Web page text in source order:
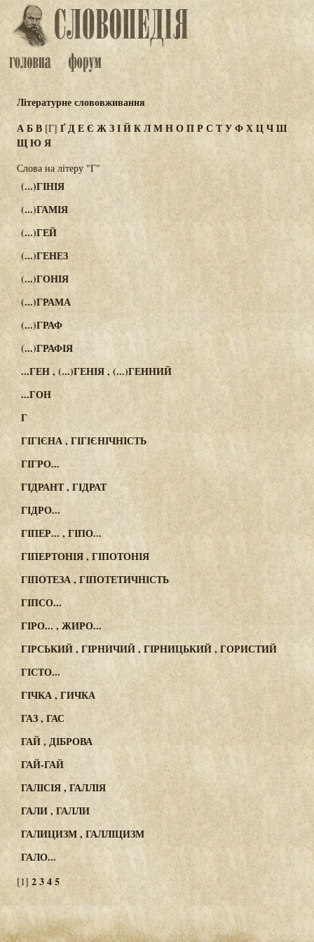
Літературне слововживання
АБВ[Г] ҐДЕЄ ЖЗІЙКЛМНОПР СТУФХЦЧШ
ЩЮ Я
Слова на літеру "Г"
(...)ГІНІЯ
(...)ГАМІЯ
(...)ГЕЙ
(...)ГЕНЕЗ
(...)ГОНІЯ
(...)ГРАМА
(...)ГРАФ
(...)ГРАФІЯ
...ГЕН , (...)ГЕНІЯ , (...)ГЕННИЙ
...ГОН
Г
ГІГІЄНА , ГІГІЄНІЧНІСТЬ
ГІГРО...
ГІДРАНТ , ГІДРАТ
ГІДРО...
ГІПЕР... , ГІПО...
ГІПЕРТОНІЯ , ГІПОТОНІЯ
ГІПОТЕЗА , ГІПОТЕТИЧНІСТЬ
ГІПСО...
ГІРО... , ЖИРО...
ГІРСЬКИЙ , ГІРНИЧИЙ , ГІРНИЦЬКИЙ , ГОРИСТИЙ
ГІСТО...
ГІЧКА , ГИЧКА
ГАЗ , ГАС
ГАЙ , ДІБРОВА
ГАЙ-ГАЙ
ГАЛІСІЯ , ГАЛЛІЯ
ГАЛИ , ГАЛЛИ
ГАЛИЦИЗМ , ГАЛЛІЦИЗМ
ГАЛО...
[1] 2345